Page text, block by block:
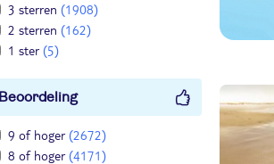
3 sterren (1908)
2 sterren (162)
1 ster(5)
Beoordeling
9 of hoger(2672)
8 of hoger(4171)